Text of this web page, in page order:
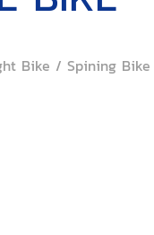
Bike / Spining Bike